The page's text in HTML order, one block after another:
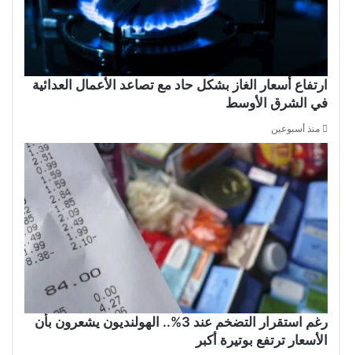
ارتفاع أسعار الغاز بشكل حاد مع تصاعد الأعمال العدائية
في الشرق الأوسط
منذ أسبوعين
رغم استقرار التضخم عند 3%.. الهولنديون يشعرون بأن
الأسعار ترتفع بوتيرة أكبر